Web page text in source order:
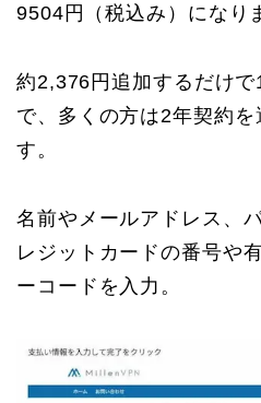
9504円（税込み）になり
約2,376円追加するだけ
で、多くの方は2年契約
す。
名前やメールアドレス、
レジットカードの番号や
ーコードを入力。